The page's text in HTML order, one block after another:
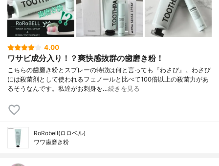
4.00
ワサビ成分入り！？爽快感抜群の歯磨き粉！
こちらの歯磨き粉とスプレーの特徴は何と言っても『わさび』。わさび
には殺菌剤として使われるフェノールと比べて100倍以上の殺菌力があ
るそうなんです。私達がお刺身を…続きを見る
RoRobell(ロロベル)
ワワ歯磨き粉